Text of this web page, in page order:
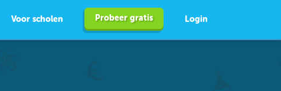
Voor scholen Probeer gratis Login